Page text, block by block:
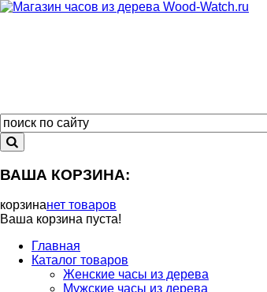
ВАША КОРЗИНА:
корзинанет товаров
Ваша корзина пуста!
Главная
Каталог товаров
Женские часы из дерева
Мужские часы из дерева